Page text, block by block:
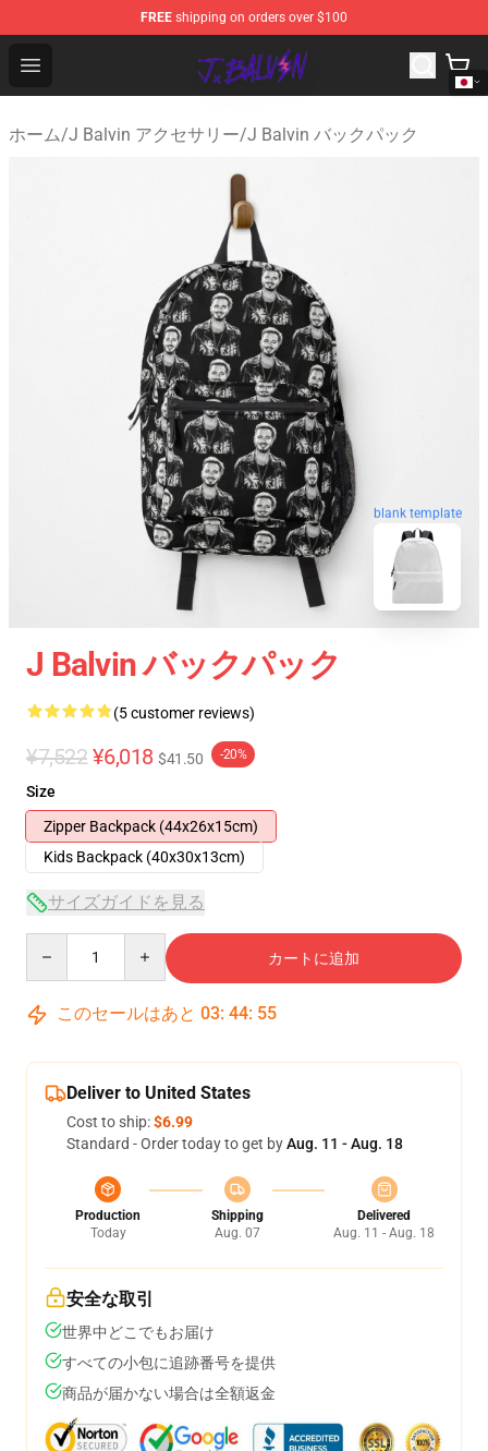
FREE shipping on orders over $100
Open menu
J Balvin Store - Official J Balvin Merchandise Shop
ホーム/J Balvin アクセサリー/J Balvin バックパック
blank template
J Balvin バックパック
(5 customer reviews)
¥7,522 ¥6,018 $41.50 -20%
Size
Zipper Backpack (44x26x15cm)
Kids Backpack (40x30x13cm)
サイズガイドを見る
カートに追加
このセールはあと 03: 44: 54
Deliver to United States
Cost to ship:$6.99
Standard - Order today to get byAug. 11 - Aug. 18
Production
Today
Shipping
Aug. 07
Delivered
Aug. 11 - Aug. 18
安全な取引
世界中どこでもお届け
すべての小包に追跡番号を提供
商品が届かない場合は全額返金